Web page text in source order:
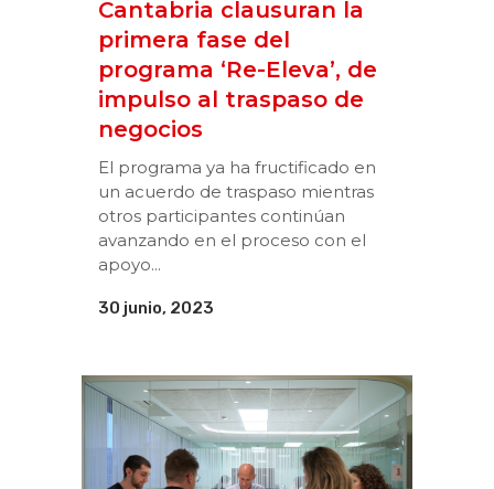
Cantabria clausuran la
primera fase del
programa ‘Re-Eleva’, de
impulso al traspaso de
negocios
El programa ya ha fructificado en
un acuerdo de traspaso mientras
otros participantes continúan
avanzando en el proceso con el
apoyo...
30 junio, 2023